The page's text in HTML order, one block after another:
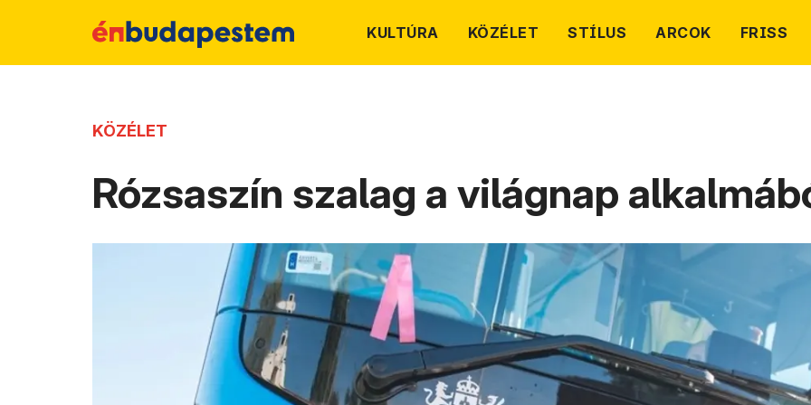
KULTÚRA KÖZÉLET STÍLUS ARCOK FRISS
KÖZÉLET
Rózsaszín szalag a világnap